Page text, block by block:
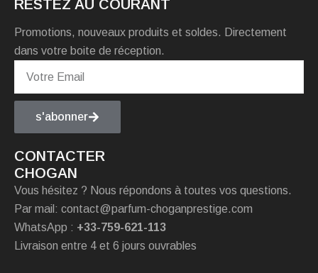
RESTEZ AU COURANT
Promotions, nouveaux produits et soldes. Directement
dans votre boite de réception.
s'abonner
CONTACTER
CHOGAN
Vous hésitez ? Nous répondons à toutes vos questions.
Par mail: contact@parfum-choganprestige.com
WhatsApp : +33-759-621-113
Livraison entre 4 et 6 jours ouvrables